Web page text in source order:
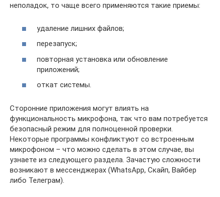
неполадок, то чаще всего применяются такие приемы:
удаление лишних файлов;
перезапуск;
повторная установка или обновление
приложений;
откат системы.
Сторонние приложения могут влиять на
функциональность микрофона, так что вам потребуется
безопасный режим для полноценной проверки.
Некоторые программы конфликтуют со встроенным
микрофоном – что можно сделать в этом случае, вы
узнаете из следующего раздела. Зачастую сложности
возникают в мессенджерах (WhatsApp, Скайп, Вайбер
либо Телеграм).